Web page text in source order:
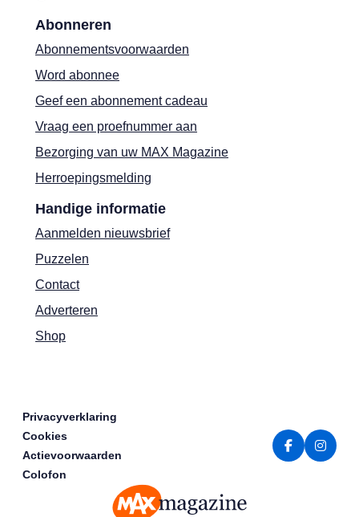
Abonneren
Abonnementsvoorwaarden
Word abonnee
Geef een abonnement cadeau
Vraag een proefnummer aan
Bezorging van uw MAX Magazine
Herroepingsmelding
Handige informatie
Aanmelden nieuwsbrief
Puzzelen
Contact
Adverteren
Shop
Privacyverklaring
Cookies
Actievoorwaarden
Colofon